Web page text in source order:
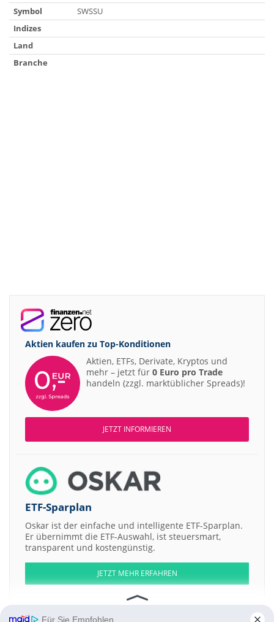
Symbol
SWSSU
Indizes
Land
Branche
Aktien kaufen zu Top-Konditionen
Aktien, ETFs, Derivate, Kryptos und
mehr – jetzt für 0 Euro pro Trade
handeln (zzgl. marktüblicher Spreads)!
JETZT INFORMIEREN
ETF-Sparplan
Oskar ist der einfache und intelligente ETF-Sparplan.
Er übernimmt die ETF-Auswahl, ist steuersmart,
transparent und kostengünstig.
JETZT MEHR ERFAHREN
Für Sie Empfohlen